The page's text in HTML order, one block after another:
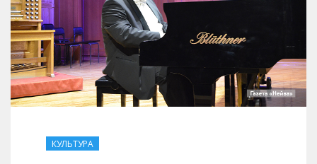
КУЛЬТУРА